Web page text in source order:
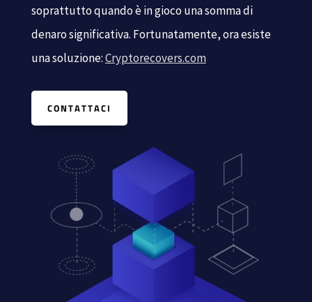
soprattutto quando è in gioco una somma di
denaro significativa. Fortunatamente, ora esiste
una soluzione:Cryptorecovers.com
CONTATTACI